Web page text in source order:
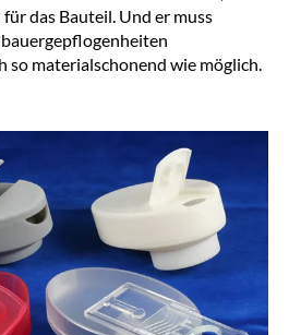
das Bauteil. Und er muss
so materialschonend wie möglich.